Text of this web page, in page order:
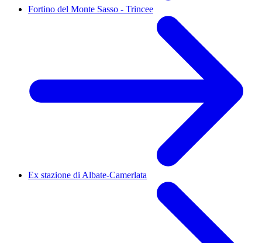
Fortino del Monte Sasso - Trincee
Ex stazione di Albate-Camerlata